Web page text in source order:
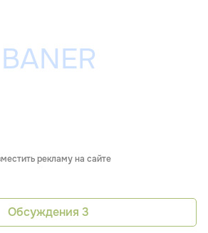
рекламу на сайте
Обсуждения 3